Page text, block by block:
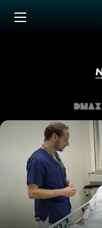
Zum Inhalt